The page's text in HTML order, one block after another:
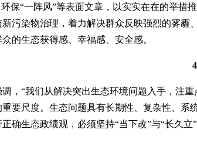
保“一阵风”等表面文章，以实实在在的举
污染物治理，着力解决群众反映强烈的雾
的生态获得感、幸福感、安全感。
，“我们从解决突出生态环境问题入手，注
要尺度。生态问题具有长期性、复杂性、
确生态政绩观，必须坚持“当下改”与“长久